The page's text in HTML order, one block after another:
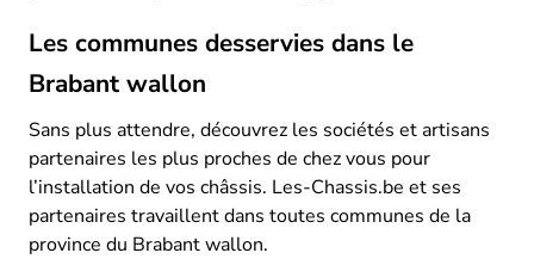
Les communes desservies dans le
Brabant wallon
Sans plus attendre, découvrez les sociétés et artisans
partenaires les plus proches de chez vous pour
l’installation de vos châssis. Les-Chassis.be et ses
partenaires travaillent dans toutes communes de la
province du Brabant wallon.